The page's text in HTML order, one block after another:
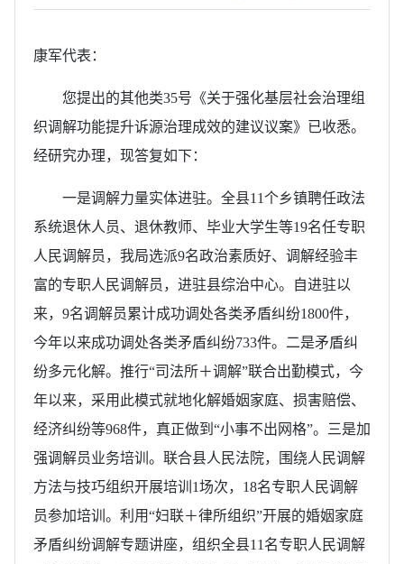
康军代表：
您提出的其他类35号《关于强化基层社会治理组
织调解功能提升诉源治理成效的建议议案》已收悉。
经研究办理，现答复如下：
一是调解力量实体进驻。全县11个乡镇聘任政法
系统退休人员、退休教师、毕业大学生等19名任专职
人民调解员，我局选派9名政治素质好、调解经验丰
富的专职人民调解员，进驻县综治中心。自进驻以
来，9名调解员累计成功调处各类矛盾纠纷1800件，
今年以来成功调处各类矛盾纠纷733件。二是矛盾纠
纷多元化解。推行“司法所＋调解”联合出勤模式，今
年以来，采用此模式就地化解婚姻家庭、损害赔偿、
经济纠纷等968件，真正做到“小事不出网格”。三是加
强调解员业务培训。联合县人民法院，围绕人民调解
方法与技巧组织开展培训1场次，18名专职人民调解
员参加培训。利用“妇联＋律所组织”开展的婚姻家庭
矛盾纠纷调解专题讲座，组织全县11名专职人民调解